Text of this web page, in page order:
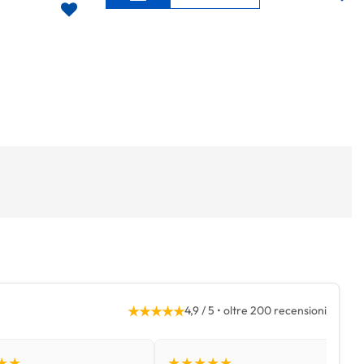
★★★★★4,9 / 5 • oltre 200 recensioni